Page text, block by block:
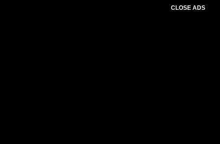
CLOSE ADS